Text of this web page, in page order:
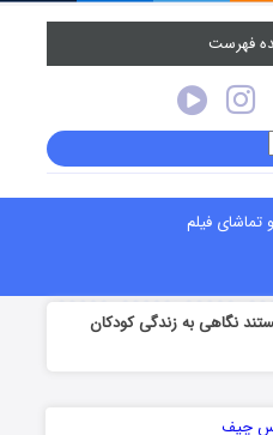
فهرست
تماشای فیلم
نگاهی به زندگی کودکان